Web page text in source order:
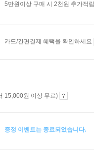
5만원이상 구매 시 2천원 추가적립
카드/간편결제 혜택을 확인하세요
15,000원 이상 무료)
증정 이벤트는 종료되었습니다.